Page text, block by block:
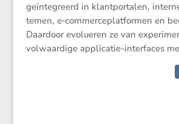
geïnte­greerd in klant­por­talen,
temen, e‑commerceplatformen en
Daardoor evolu­eren ze van
volwaar­dige appli­catie-inter­faces